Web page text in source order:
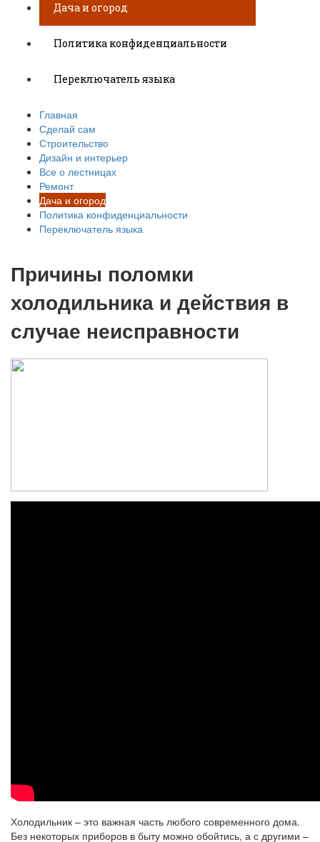
Дача и огород
Политика конфиденциальности
Переключатель языка
Главная
Сделай сам
Строительство
Дизайн и интерьер
Все о лестницах
Ремонт
Дача и огород
Политика конфиденциальности
Переключатель языка
Причины поломки
холодильника и действия в
случае неисправности
Холодильник – это важная часть любого современного дома.
Без некоторых приборов в быту можно обойтись, а с другими –